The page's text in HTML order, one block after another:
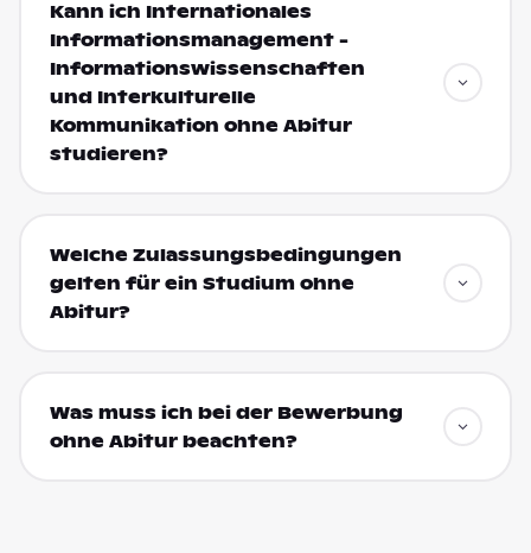
Kann ich Internationales
Informationsmanagement -
Informationswissenschaften
und Interkulturelle
Kommunikation ohne Abitur
studieren?
Welche Zulassungsbedingungen
gelten für ein Studium ohne
Abitur?
Was muss ich bei der Bewerbung
ohne Abitur beachten?